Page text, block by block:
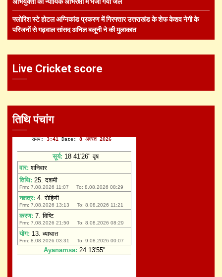
फ्लोरिश स्टे होटल अग्निकांड प्रकरण में गिरफ्तार उत्तराखंड के शेफ केशव नेगी के
परिजनों से गढ़वाल सांसद अनिल बलूनी ने की मुलाकात
Live Cricket score
तिथि पंचांग